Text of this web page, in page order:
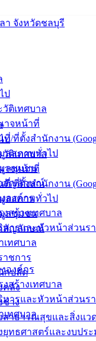
ป
วัติเทศบาล
าจหน้าที่
ที่/ที่ตั้งสำนักงาน
ลสภาพทั่วไป
ลชุมชน
สัญลักษณ์
องค์กร
งสร้างเทศบาล
หารและหัวหน้าส่วนร
เทศบาล
าชการ
กปลัด
คลัง
ช่าง
สาธารณสุขและสิ่งแว
ยุทธศาสตร์และงบปร
ป
วัติเทศบาล
าจหน้าที่
ที่/ที่ตั้งสำนักงาน
ลสภาพทั่วไป
ลชุมชน
สัญลักษณ์
องค์กร
งสร้างเทศบาล
หารและหัวหน้าส่วนร
เทศบาล
การปัญหามลพิษทางน้ำ
ารจัดการปัญ
ตุลาคม 24, 2023
ขอประชาสัมพันธ์การ
น้ำ โดยน้ำเสียจากบ้า
น้ำ เมื่อถูกปล่อยทิ้งลง
ลกระทบต่อคุณภาพน้ำ
อมโทรม ดังนั้น การจั
เรือนแต่ละหลังควรมีก
บัดน้ำเสียขั้นต้น ด้วยบ่